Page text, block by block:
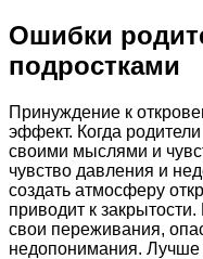
Ошибки
подростками
Принуждение к
эффект. Когда
своими мыслями и
чувство давления и
создать атмосферу
приводит к
свои переживания,
недопонимания. Лучше